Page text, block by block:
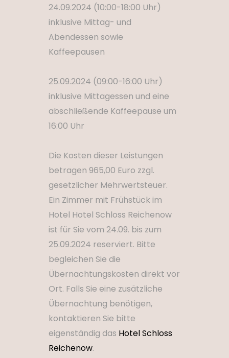
24.09.2024 (10:00-18:00 Uhr)
inklusive Mittag- und
Abendessen sowie
Kaffeepausen
25.09.2024 (09:00-16:00 Uhr)
inklusive Mittagessen und eine
abschließende Kaffeepause um
16:00 Uhr
Die Kosten dieser Leistungen
betragen 965,00 Euro zzgl.
gesetzlicher Mehrwertsteuer.
Ein Zimmer mit Frühstück im
Hotel Hotel Schloss Reichenow
ist für Sie vom 24.09. bis zum
25.09.2024 reserviert. Bitte
begleichen Sie die
Übernachtungskosten direkt vor
Ort. Falls Sie eine zusätzliche
Übernachtung benötigen,
kontaktieren Sie bitte
eigenständig das Hotel Schloss
Reichenow.